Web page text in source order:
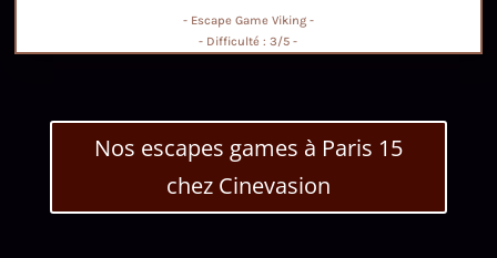
- Escape Game Viking -
- Difficulté : 3/5 -
Nos escapes games à Paris 15
chez Cinevasion